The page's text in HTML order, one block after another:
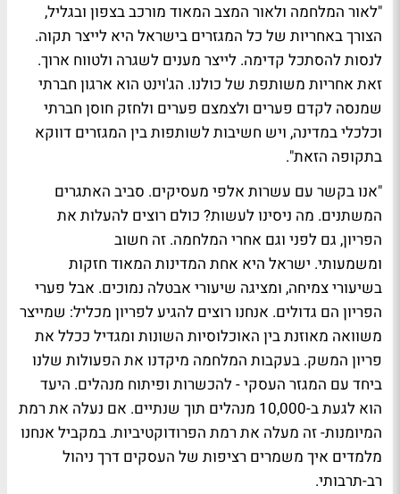
"לאור המלחמה ולאור המצב המאוד מורכב בצפון ובגליל,
הצורך באחריות של כל המגזרים בישראל היא לייצר תקוה.
לנסות להסתכל קדימה. לייצר מענים לשגרה ולטווח ארוך.
זאת אחריות משותפת של כולנו. הג'וינט הוא ארגון חברתי
שמנסה לקדם פערים ולצמצם פערים ולחזק חוסן חברתי
וכלכלי במדינה, ויש חשיבות לשותפות בין המגזרים דווקא
בתקופה הזאת".
"אנו בקשר עם עשרות אלפי מעסיקים. סביב האתגרים
המשתנים. מה ניסינו לעשות? כולם רוצים להעלות את
הפריון, גם לפני וגם אחרי המלחמה. זה חשוב
ומשמעותי. ישראל היא אחת המדינות המאוד חזקות
בשיעורי צמיחה, ומציגה שיעורי אבטלה נמוכים. אבל פערי
הפריון הם גדולים. אנחנו רוצים להגיע לפריון מכליל: שמייצר
משוואה מאוזנת בין האוכלוסיות השונות ומגדיל ככלל את
פריון המשק. בעקבות המלחמה מיקדנו את הפעולות שלנו
ביחד עם המגזר העסקי - להכשרות ופיתוח מנהלים. היעד
הוא לגעת ב-10,000 מנהלים תוך שנתיים. אם נעלה את רמת
המיומנות- זה מעלה את רמת הפרודוקטיביות. במקביל אנחנו
מלמדים איך משמרים רציפות של העסקים דרך ניהול
רב-תרבותי.